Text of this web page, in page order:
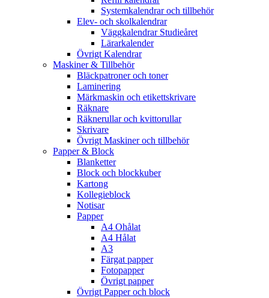
Systemkalendrar och tillbehör
Elev- och skolkalendrar
Väggkalendrar Studieåret
Lärarkalender
Övrigt Kalendrar
Maskiner & Tillbehör
Bläckpatroner och toner
Laminering
Märkmaskin och etikettskrivare
Räknare
Räknerullar och kvittorullar
Skrivare
Övrigt Maskiner och tillbehör
Papper & Block
Blanketter
Block och blockkuber
Kartong
Kollegieblock
Notisar
Papper
A4 Ohålat
A4 Hålat
A3
Färgat papper
Fotopapper
Övrigt papper
Övrigt Papper och block